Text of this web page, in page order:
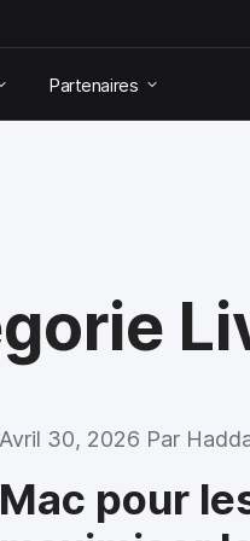
Partenaires
Avril 30, 2026 Par
Mac pour